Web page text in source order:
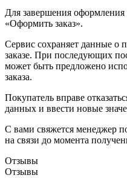
Для завершения
«Оформить заказ».
Сервис сохраняет данные о
заказе. При последующих
может быть предложено
заказа.
Покупатель вправе
данных и ввести новые
С вами свяжется менеджер
на связи до момента
Отзывы
Отзывы